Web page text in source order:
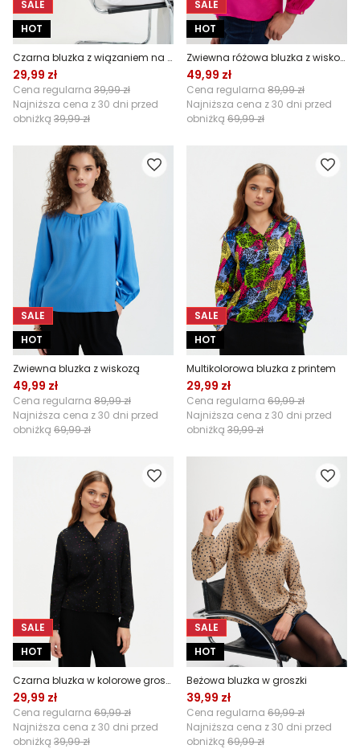
SALE
HOT
Czarna bluzka z wiązaniem na ramionach
29,99 zł
Cena regularna 39,99 zł
Najniższa cena z 30 dni przed
obniżką 39,99 zł
SALE
HOT
Zwiewna różowa bluzka z wiskozą
49,99 zł
Cena regularna 89,99 zł
Najniższa cena z 30 dni przed
obniżką 69,99 zł
SALE
HOT
Zwiewna bluzka z wiskozą
49,99 zł
Cena regularna 89,99 zł
Najniższa cena z 30 dni przed
obniżką 69,99 zł
SALE
HOT
Multikolorowa bluzka z printem
29,99 zł
Cena regularna 69,99 zł
Najniższa cena z 30 dni przed
obniżką 39,99 zł
SALE
HOT
Czarna bluzka w kolorowe groszki
29,99 zł
Cena regularna 69,99 zł
Najniższa cena z 30 dni przed
obniżką 39,99 zł
SALE
HOT
Beżowa bluzka w groszki
39,99 zł
Cena regularna 69,99 zł
Najniższa cena z 30 dni przed
obniżką 69,99 zł